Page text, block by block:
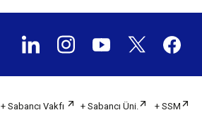
+ Sabancı Vakfı + Sabancı Üni. + SSM